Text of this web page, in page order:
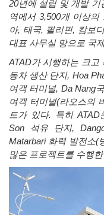
20년에 설립 및 개발 기
역에서3,500개 이상의
아, 태국, 필리핀, 캄보
대표 사무실 망으로 국
ATAD가 시행하는 크고
동차 생산 단지, Hoa
여객 터미널, Da Nang
여객 터미널(라오스의
트가 있다. 특히
Son 석유 단지,
Matarbari 화력 발전소(
많은 프로젝트를 수행